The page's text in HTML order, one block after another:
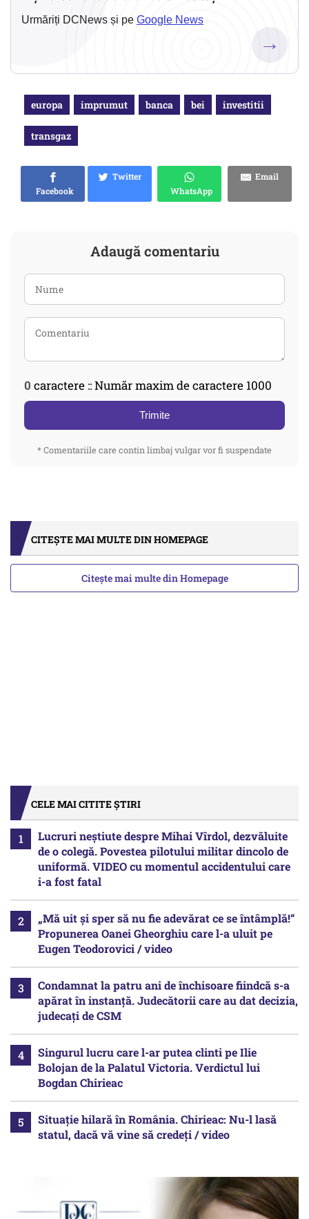
Urmăriți DCNews și pe Google News
→
europa imprumut banca bei investitii
transgaz
Facebook
Twitter
WhatsApp
Email
Adaugă comentariu
0 caractere :: Număr maxim de caractere 1000
Trimite
* Comentariile care contin limbaj vulgar vor fi suspendate
CITEȘTE MAI MULTE DIN HOMEPAGE
Citește mai multe din Homepage
CELE MAI CITITE ȘTIRI
Lucruri neștiute despre Mihai Vîrdol, dezvăluite
de o colegă. Povestea pilotului militar dincolo de
uniformă. VIDEO cu momentul accidentului care
i-a fost fatal
„Mă uit și sper să nu fie adevărat ce se întâmplă!“
Propunerea Oanei Gheorghiu care l-a uluit pe
Eugen Teodorovici / video
Condamnat la patru ani de închisoare fiindcă s-a
apărat în instanță. Judecătorii care au dat decizia,
judecați de CSM
Singurul lucru care l-ar putea clinti pe Ilie
Bolojan de la Palatul Victoria. Verdictul lui
Bogdan Chirieac
Situație hilară în România. Chirieac: Nu-l lasă
statul, dacă vă vine să credeți / video